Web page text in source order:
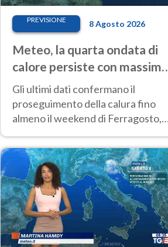
PREVISIONE 8 Agosto 2026
Meteo, la quarta ondata di
calore persiste con massime
sempre molto elevate
Gli ultimi dati confermano il
proseguimento della calura fino
almeno il weekend di Ferragosto,
intensificazione prossima
settimana